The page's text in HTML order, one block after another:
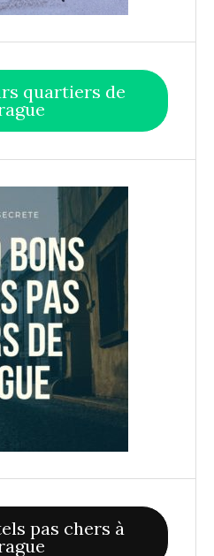
quartiers de
pas chers à